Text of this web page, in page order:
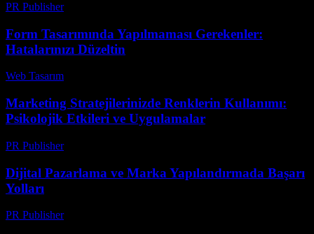
PR Publisher-
Form Tasarımında Yapılmaması Gerekenler:
Hatalarınızı Düzeltin
Web Tasarım
Marketing Stratejilerinizde Renklerin Kullanımı:
Psikolojik Etkileri ve Uygulamalar
PR Publisher-
Dijital Pazarlama ve Marka Yapılandırmada Başarı
Yolları
PR Publisher-